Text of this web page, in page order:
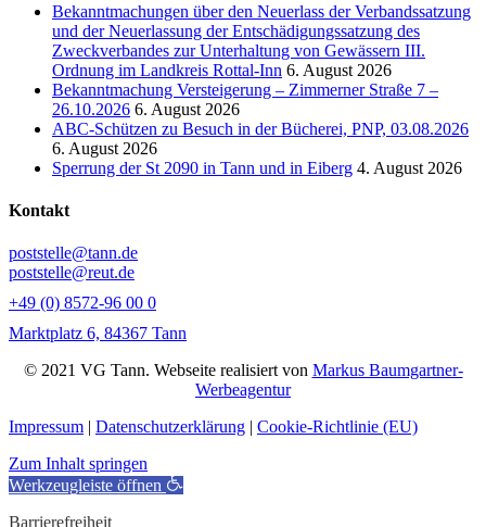
Bekanntmachungen über den Neuerlass der Verbandssatzung
und der Neuerlassung der Entschädigungssatzung des
Zweckverbandes zur Unterhaltung von Gewässern III.
Ordnung im Landkreis Rottal-Inn 6. August 2026
Bekanntmachung Versteigerung – Zimmerner Straße 7 –
26.10.2026 6. August 2026
ABC-Schützen zu Besuch in der Bücherei, PNP, 03.08.2026
6. August 2026
Sperrung der St 2090 in Tann und in Eiberg 4. August 2026
Kontakt
poststelle@tann.de
poststelle@reut.de
+49 (0) 8572-96 00 0
Marktplatz 6, 84367 Tann
© 2021 VG Tann. Webseite realisiert von Markus Baumgartner-
Werbeagentur
Impressum | Datenschutzerklärung | Cookie-Richtlinie (EU)
Zum Inhalt springen
Werkzeugleiste öffnen
Barrierefreiheit